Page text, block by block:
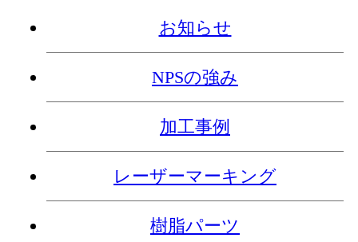
お知らせ
NPSの強み
加工事例
レーザーマーキング
樹脂パーツ